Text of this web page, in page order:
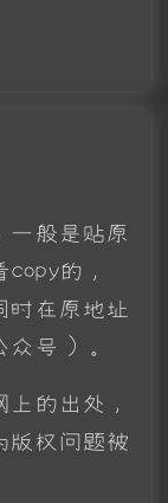
一般是贴原
的，
时在原地址
号）。
的出处，
版权问题被